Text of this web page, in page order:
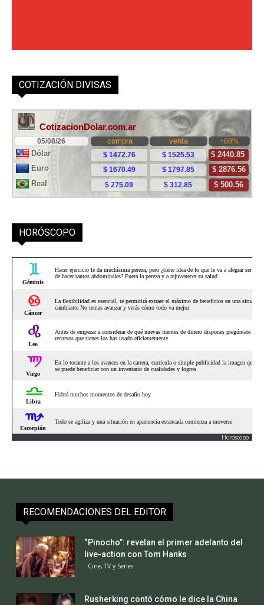
COTIZACIÓN DIVISAS
HORÓSCOPO
Horoscopo
RECOMENDACIONES DEL EDITOR
“Pinocho”: revelan el primer adelanto del
live-action con Tom Hanks
Cine, TV y Series
Rusherking contó cómo le dice la China